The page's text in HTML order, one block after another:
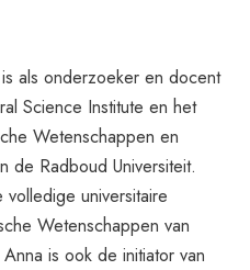
als onderzoeker en docent
Science Institute en het
Wetenschappen en
de Radboud Universiteit.
universitaire
Wetenschappen van
is ook de initiator van